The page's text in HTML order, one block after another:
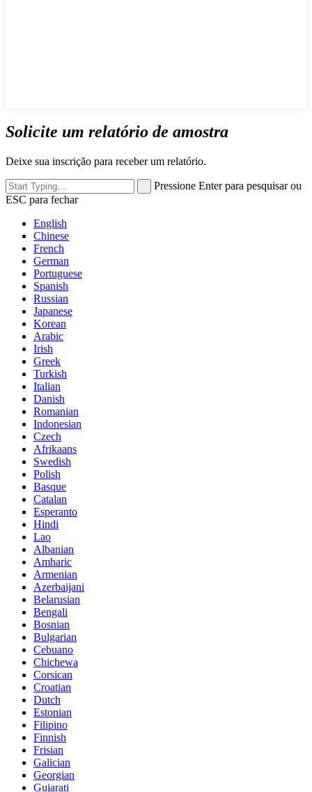
Solicite um relatório de amostra
Deixe sua inscrição para receber um relatório.
Pressione Enter para pesquisar ou
ESC para fechar
English
Chinese
French
German
Portuguese
Spanish
Russian
Japanese
Korean
Arabic
Irish
Greek
Turkish
Italian
Danish
Romanian
Indonesian
Czech
Afrikaans
Swedish
Polish
Basque
Catalan
Esperanto
Hindi
Lao
Albanian
Amharic
Armenian
Azerbaijani
Belarusian
Bengali
Bosnian
Bulgarian
Cebuano
Chichewa
Corsican
Croatian
Dutch
Estonian
Filipino
Finnish
Frisian
Galician
Georgian
Gujarati